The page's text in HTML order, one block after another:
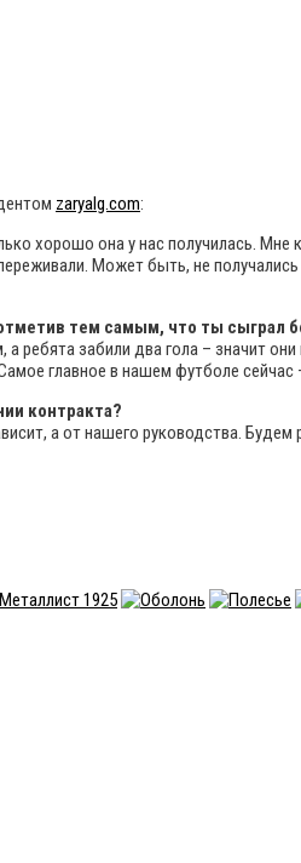
zaryalg.com:
хорошо она у нас получилась.
Может быть, не
тем самым, что ты сыграл
ребята забили два гола – значит
главное в нашем футболе
контракта?
а от нашего руководства. Будем